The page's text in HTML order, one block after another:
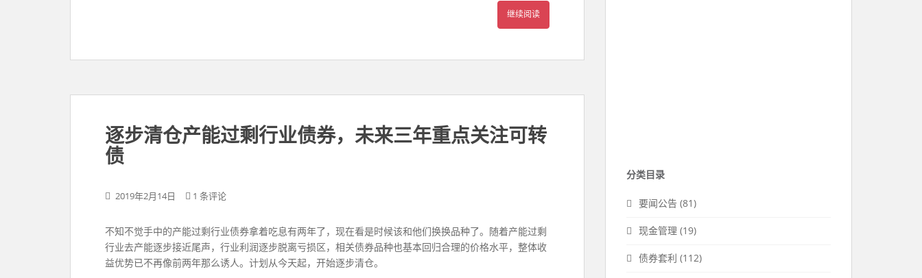
继续阅读
逐步清仓产能过剩行业债券，未来三年重点关注可转
债
2019年2月14日 1 条评论
不知不觉手中的产能过剩行业债券拿着吃息有两年了，现在看是时候该和他们换换品种了。随着产能过剩
行业去产能逐步接近尾声，行业利润逐步脱离亏损区，相关债券品种也基本回归合理的价格水平，整体收
益优势已不再像前两年那么诱人。计划从今天起，开始逐步清仓。
分类目录
要闻公告 (81)
现金管理 (19)
债券套利 (112)